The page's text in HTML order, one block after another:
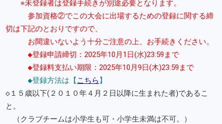
※未登録者は登録手続きが別途必要となります。
参加資格②でこの大会に出場するための登録に関する締
切は下記のとおりですので、
お間違いないよう十分ご注意の上、お手続きください。
◆登録申請締切：2025年10月1日(水)23:59まで
◆登録料支払い期限：2025年10月9日(木)23:59まで
◆登録方法は【 こちら 】
◇１５歳以下(２０１０年４月２日以降に生まれた者)であるこ
と。
（クラブチームは小学生も可・小学生未満は不可。）